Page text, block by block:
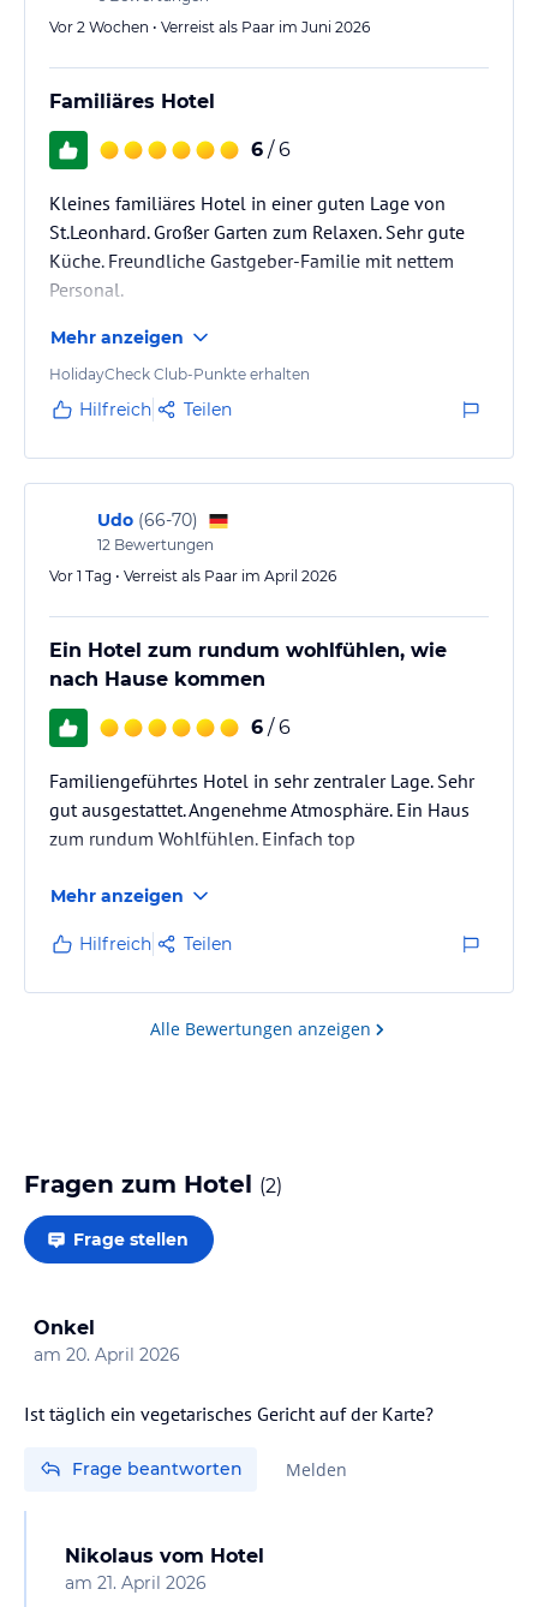
Vor 2 Wochen • Verreist als Paar im Juni 2026
Familiäres Hotel
6 / 6
Kleines familiäres Hotel in einer guten Lage von
St.Leonhard. Großer Garten zum Relaxen. Sehr gute
Küche. Freundliche Gastgeber-Familie mit nettem
Personal.
Mehr anzeigen
HolidayCheck Club-Punkte erhalten
Hilfreich Teilen
Udo (66-70)
12 Bewertungen
Vor 1 Tag • Verreist als Paar im April 2026
Ein Hotel zum rundum wohlfühlen, wie
nach Hause kommen
6 / 6
Familiengeführtes Hotel in sehr zentraler Lage. Sehr
gut ausgestattet. Angenehme Atmosphäre. Ein Haus
zum rundum Wohlfühlen. Einfach top
Mehr anzeigen
Hilfreich Teilen
Alle Bewertungen anzeigen
Fragen zum Hotel (2)
Frage stellen
Onkel
am 20. April 2026
Ist täglich ein vegetarisches Gericht auf der Karte?
Frage beantworten Melden
Nikolaus vom Hotel
am 21. April 2026